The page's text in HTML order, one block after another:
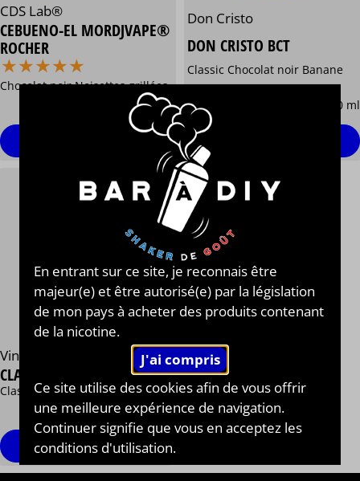
CDS Lab®
CEBUENO-EL MORDJVAPE®
ROCHER
⋆⋆⋆⋆⋆
⋆⋆⋆⋆⋆
Chocolat noir Noisettes grillées
13,90 € / 50 ml
Don Cristo
DON CRISTO BCT
Classic Chocolat noir Banane
/ 50 ml
Vincent Dans Les Vapes®
CLASSIQUE HAMPTON
Classic blond chocolaté
13,90 € / 50 ml
Personnaliser
En entrant sur ce site, je reconnais être
majeur(e) et être autorisé(e) par la législation
de mon pays à acheter des produits contenant
de la nicotine.
Ce site utilise des cookies afin de vous offrir
une meilleure expérience de navigation.
Continuer signifie que vous en acceptez les
conditions d'utilisation.